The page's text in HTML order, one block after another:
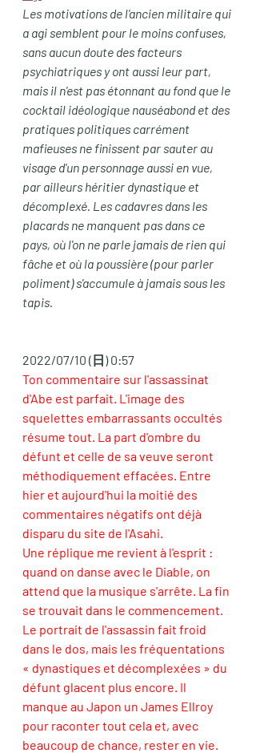
Les motivations de l'ancien militaire qui
a agi semblent pour le moins confuses,
sans aucun doute des facteurs
psychiatriques y ont aussi leur part,
mais il n'est pas étonnant au fond que le
cocktail idéologique nauséabond et des
pratiques politiques carrément
mafieuses ne finissent par sauter au
visage d'un personnage aussi en vue,
par ailleurs héritier dynastique et
décomplexé. Les cadavres dans les
placards ne manquent pas dans ce
pays, où l'on ne parle jamais de rien qui
fâche et où la poussière (pour parler
poliment) s'accumule à jamais sous les
tapis.
2022/07/10 (日) 0:57
Ton commentaire sur l'assassinat
d'Abe est parfait. L'image des
squelettes embarrassants occultés
résume tout. La part d'ombre du
défunt et celle de sa veuve seront
méthodiquement effacées. Entre
hier et aujourd'hui la moitié des
commentaires négatifs ont déjà
disparu du site de l'Asahi.
Une réplique me revient à l'esprit :
quand on danse avec le Diable, on
attend que la musique s'arrête. La fin
se trouvait dans le commencement.
Le portrait de l'assassin fait froid
dans le dos, mais les fréquentations
« dynastiques et décomplexées » du
défunt glacent plus encore. Il
manque au Japon un James Ellroy
pour raconter tout cela et, avec
beaucoup de chance, rester en vie.